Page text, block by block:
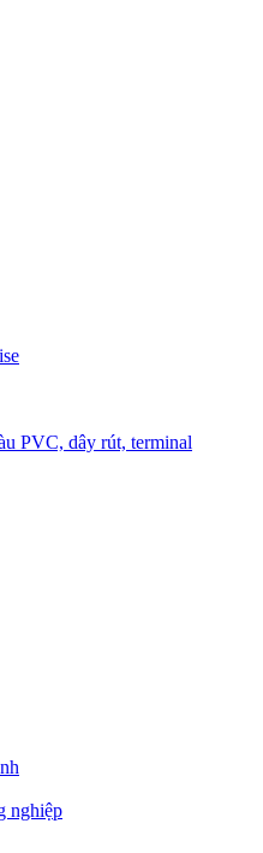
PVC, dây rút, terminal
nghiệp